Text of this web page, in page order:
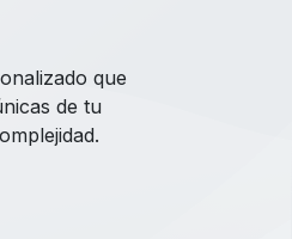
que
de tu